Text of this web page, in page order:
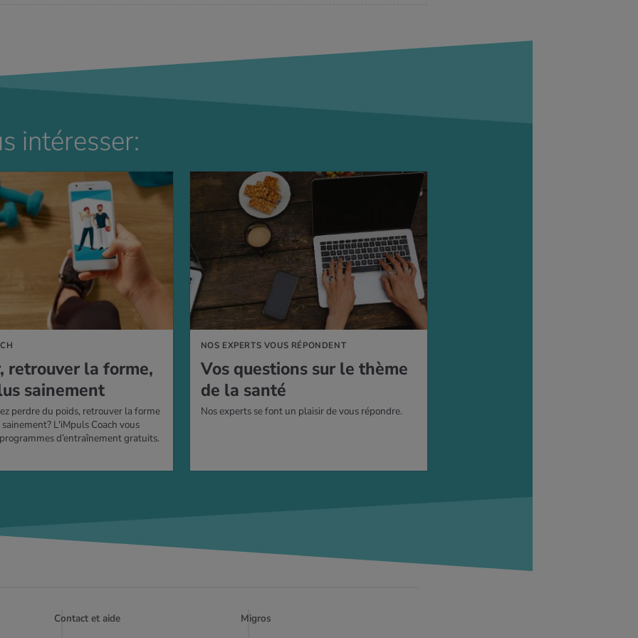
intéresser:
retrou­ver la forme,
sai­ne­ment
perdre du poids, retrouver la forme
L'iMpuls Coach vous
d’entraînement gratuits.
NOS EXPERTS VOUS RÉPONDENT
Vos ques­tions sur le thème
de la santé
Nos experts se font un plaisir de vous répondre.
Contact et aide Migros